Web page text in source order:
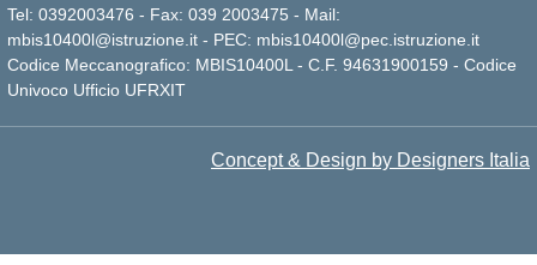
Tel: 0392003476 - Fax: 039 2003475 - Mail:
mbis10400l@istruzione.it - PEC: mbis10400l@pec.istruzione.it
Codice Meccanografico: MBIS10400L - C.F. 94631900159 - Codice
Univoco Ufficio UFRXIT
Concept & Design by Designers Italia